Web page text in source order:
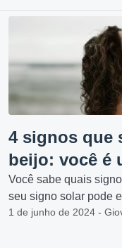
4 signos que
beijo: você é
Você sabe quais
seu signo solar pode
1 de junho de 2024 -